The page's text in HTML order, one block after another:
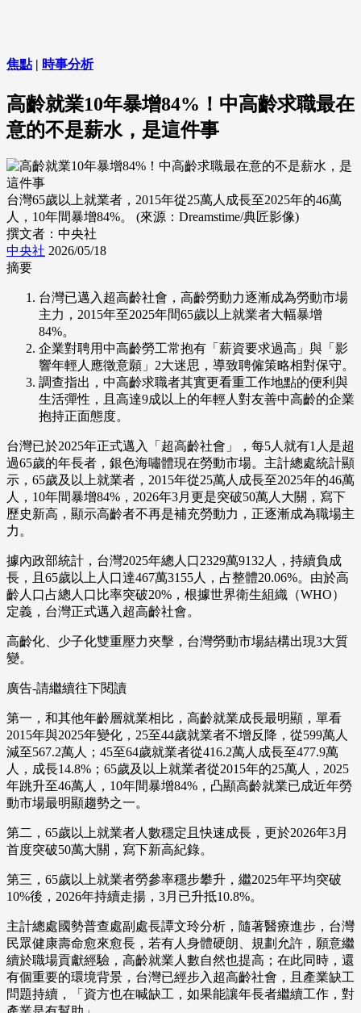
焦點| 時事分析
高齡就業10年暴增84%！中高齡求職最在
意的不是薪水，是這件事
台灣65歲以上就業者，2015年從25萬人成長至2025年的46萬
人，10年間暴增84%。 (來源：Dreamstime/典匠影像)
撰文者：中央社
中央社 2026/05/18
摘要
台灣已邁入超高齡社會，高齡勞動力逐漸成為勞動市場
主力，2015年至2025年間65歲以上就業者大幅暴增
84%。
企業對聘用中高齡勞工常抱有「薪資要求過高」與「影
響年輕人應徵意願」2大迷思，導致聘僱策略相對保守。
調查指出，中高齡求職者其實更看重工作地點的便利與
生活彈性，且高達9成以上的年輕人對友善中高齡的企業
抱持正面態度。
台灣已於2025年正式邁入「超高齡社會」，每5人就有1人是超
過65歲的年長者，銀色海嘯體現在勞動市場。主計總處統計顯
示，65歲及以上就業者，2015年從25萬人成長至2025年的46萬
人，10年間暴增84%，2026年3月更是突破50萬人大關，寫下
歷史新高，顯示高齡者不再是補充勞動力，正逐漸成為職場主
力。
據內政部統計，台灣2025年總人口2329萬9132人，持續負成
長，且65歲以上人口達467萬3155人，占整體20.06%。由於高
齡人口占總人口比率突破20%，根據世界衛生組織（WHO）
定義，台灣正式邁入超高齡社會。
高齡化、少子化雙重壓力夾擊，台灣勞動市場結構出現3大質
變。
廣告-請繼續往下閱讀
第一，和其他年齡層就業相比，高齡就業成長最明顯，單看
2015年與2025年變化，25至44歲就業者不增反降，從599萬人
減至567.2萬人；45至64歲就業者從416.2萬人成長至477.9萬
人，成長14.8%；65歲及以上就業者從2015年的25萬人，2025
年跳升至46萬人，10年間暴增84%，凸顯高齡就業已成近年勞
動市場最明顯趨勢之一。
第二，65歲以上就業者人數穩定且快速成長，更於2026年3月
首度突破50萬大關，寫下新高紀錄。
第三，65歲以上就業者勞參率穩步攀升，繼2025年平均突破
10%後，2026年持續走揚，3月已升抵10.8%。
主計總處國勢普查處副處長譚文玲分析，隨著醫療進步，台灣
民眾健康壽命愈來愈長，若有人身體硬朗、規劃允許，願意繼
續於職場貢獻經驗，高齡就業人數自然也提高；在此同時，還
有個重要的環境背景，台灣已經步入超高齡社會，且產業缺工
問題持續，「資方也在喊缺工，如果能讓年長者繼續工作，對